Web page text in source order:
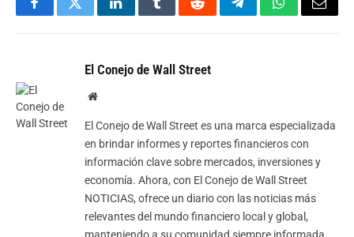
FacebookTwitterLinkedInTumblrRedditTelegramWhatsApp
Email
El Conejo de Wall Street
Website
El Conejo de Wall Street es una marca especializada
en brindar informes y reportes financieros con
información clave sobre mercados, inversiones y
economía. Ahora, con El Conejo de Wall Street
NOTICIAS, ofrece un diario con las noticias más
relevantes del mundo financiero local y global,